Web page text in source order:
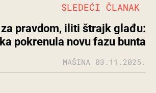
pravdom, iliti štrajk glađu:
pokrenula novu fazu bunta
SLEDEĆI ČLANAK
MAŠINA 03.11.2025.